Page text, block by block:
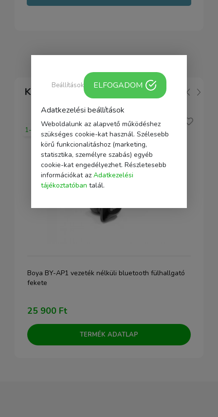
Kapcsolódó
1-2 nap
Boya BY-AP1 vezeték nélküli bluetooth fülhallgató
fekete
25 900 Ft
TERMÉK ADATLAP
Adatkezelési beállítások
Weboldalunk az alapvető működéshez
szükséges cookie-kat használ. Szélesebb
körű funkcionalitáshoz (marketing,
statisztika, személyre szabás) egyéb
cookie-kat engedélyezhet. Részletesebb
információkat az Adatkezelési
tájékoztatóban talál.
Beállítások ELFOGADOM